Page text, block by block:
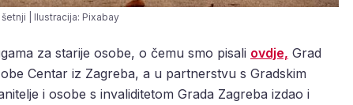
šetnji | Ilustracija: Pixabay
za starije osobe, o čemu smo pisali ovdje, Grad
Centar iz Zagreba, a u partnerstvu s Gradskim
i osobe s invaliditetom Grada Zagreba izdao i